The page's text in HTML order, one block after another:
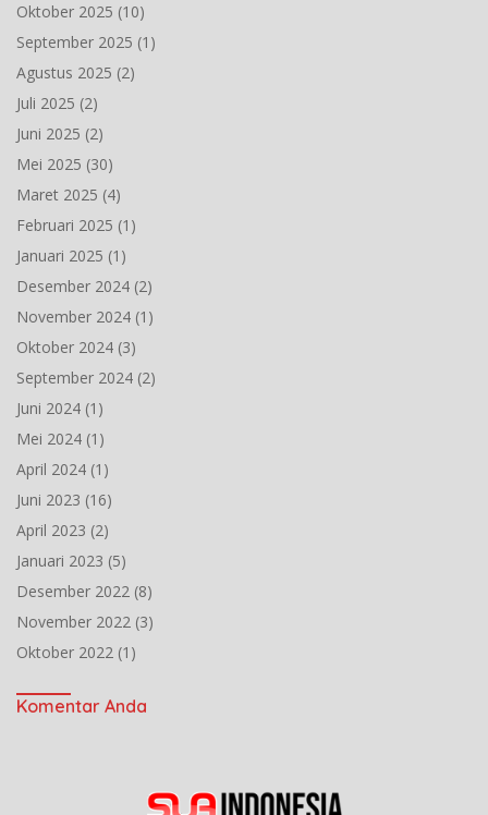
Oktober 2025 (10)
September 2025 (1)
Agustus 2025 (2)
Juli 2025 (2)
Juni 2025 (2)
Mei 2025 (30)
Maret 2025 (4)
Februari 2025 (1)
Januari 2025 (1)
Desember 2024 (2)
November 2024 (1)
Oktober 2024 (3)
September 2024 (2)
Juni 2024 (1)
Mei 2024 (1)
April 2024 (1)
Juni 2023 (16)
April 2023 (2)
Januari 2023 (5)
Desember 2022 (8)
November 2022 (3)
Oktober 2022 (1)
Komentar Anda